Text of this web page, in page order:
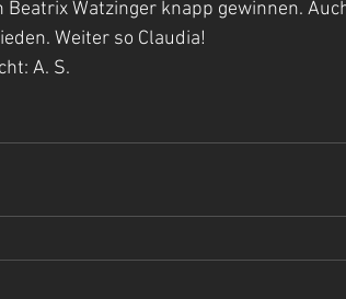
Beatrix Watzinger knapp gewinnen.
Weiter so Claudia!
A. S.